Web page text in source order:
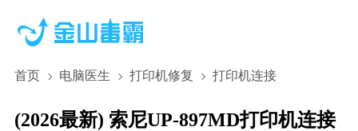
首页 电脑医生 打印机修复 打印机连接
(2026最新) 索尼UP-897MD打印机连接